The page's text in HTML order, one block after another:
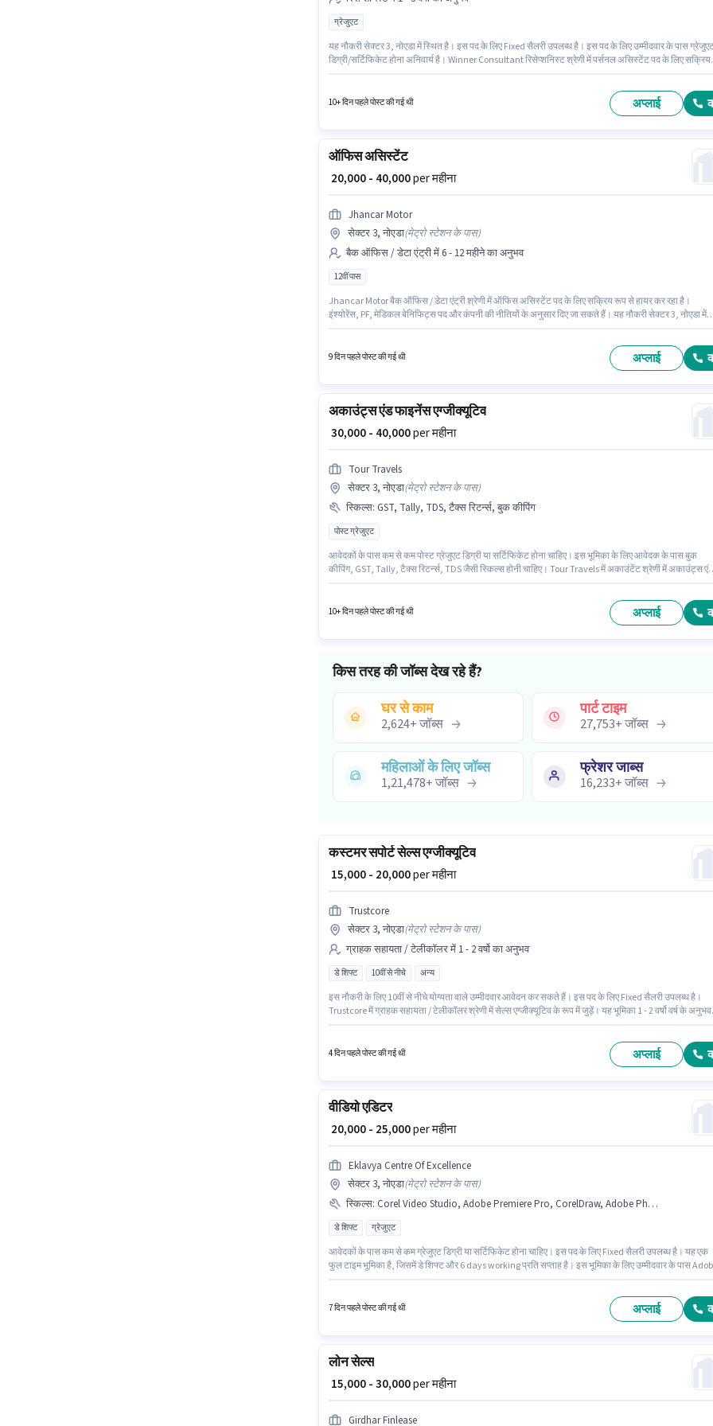
ग्रेजुएट
यह नौकरी सेक्टर 3, नोएडा में स्थित है। इस पद के लिए Fixed सैलरी उपलब्ध है। इस पद के लिए उम्मीदवार के पास
डिग्री/सर्टिफिकेट होना अनिवार्य है। Winner Consultant रिसेप्शनिस्ट श्रेणी में पर्सनल असिस्टेंट पद के लिए सक्रिय
10+ दिन पहले पोस्ट की गई थी अप्लाई
ऑफिस असिस्टेंट
₹ 20,000 - 40,000per महीना
Jhancar Motor
सेक्टर 3, नोएडा(मेट्रो स्टेशन के पास)
बैक ऑफिस / डेटा एंट्री में 6 - 12 महीने का अनुभव
12वीं पास
Jhancar Motor बैक ऑफिस / डेटा एंट्री श्रेणी में ऑफिस असिस्टेंट पद के लिए सक्रिय रूप से हायर कर रहा है।
इंश्योरेंस, PF, मेडिकल बेनिफिट्स पद और कंपनी की नीतियों के अनुसार दिए जा सकते हैं। यह नौकरी सेक्टर 3, नोएडा में
9 दिन पहले पोस्ट की गई थी अप्लाई
अकाउंट्स एंड फाइनेंस एग्जीक्यूटिव
₹ 30,000 - 40,000per महीना
Tour Travels
सेक्टर 3, नोएडा(मेट्रो स्टेशन के पास)
स्किल्स: GST, Tally, TDS, टैक्स रिटर्न्स, बुक कीपिंग
पोस्ट ग्रेजुएट
आवेदकों के पास कम से कम पोस्ट ग्रेजुएट डिग्री या सर्टिफिकेट होना चाहिए। इस भूमिका के लिए आवेदक के पास बुक
कीपिंग, GST, Tally, टैक्स रिटर्न्स, TDS जैसी स्किल्स होनी चाहिए। Tour Travels में अकाउंटेंट श्रेणी में अकाउंट्स एंड
10+ दिन पहले पोस्ट की गई थी अप्लाई
किस तरह की जॉब्स देख रहे हैं?
घर से काम
2,624+जॉब्स
पार्ट टाइम
27,753+जॉब्स
महिलाओं के लिए जॉब्स
1,21,478+जॉब्स
फ्रेशर जाब्स
16,233+जॉब्स
कस्टमर सपोर्ट सेल्स एग्जीक्यूटिव
₹ 15,000 - 20,000per महीना
Trustcore
सेक्टर 3, नोएडा(मेट्रो स्टेशन के पास)
ग्राहक सहायता / टेलीकॉलर में 1 - 2 वर्षो का अनुभव
डे शिफ्ट 10वीं से नीचे अन्य
इस नौकरी के लिए 10वीं से नीचे योग्यता वाले उम्मीदवार आवेदन कर सकते हैं। इस पद के लिए Fixed सैलरी उपलब्ध है।
Trustcore में ग्राहक सहायता / टेलीकॉलर श्रेणी में सेल्स एग्जीक्यूटिव के रूप में जुड़ें। यह भूमिका 1 - 2 वर्षो वर्ष के अनुभव
4 दिन पहले पोस्ट की गई थी अप्लाई
वीडियो एडिटर
₹ 20,000 - 25,000per महीना
Eklavya Centre Of Excellence
सेक्टर 3, नोएडा(मेट्रो स्टेशन के पास)
स्किल्स: Corel Video Studio, Adobe Premiere Pro, CorelDraw, Adobe Photoshop
डे शिफ्ट ग्रेजुएट
आवेदकों के पास कम से कम ग्रेजुएट डिग्री या सर्टिफिकेट होना चाहिए। इस पद के लिए Fixed सैलरी उपलब्ध है। यह एक
फुल टाइम भूमिका है, जिसमें डे शिफ्ट और 6 days working प्रति सप्ताह है। इस भूमिका के लिए उम्मीदवार के पास
7 दिन पहले पोस्ट की गई थी अप्लाई
लोन सेल्स
₹ 15,000 - 30,000per महीना
Girdhar Finlease